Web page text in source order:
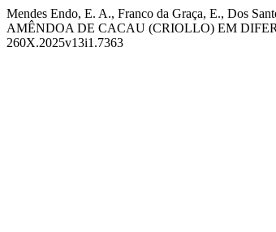
Mendes Endo, E. A., Franco da Graça, E., Dos
AMÊNDOA DE CACAU (CRIOLLO) EM
260X.2025v13i1.7363